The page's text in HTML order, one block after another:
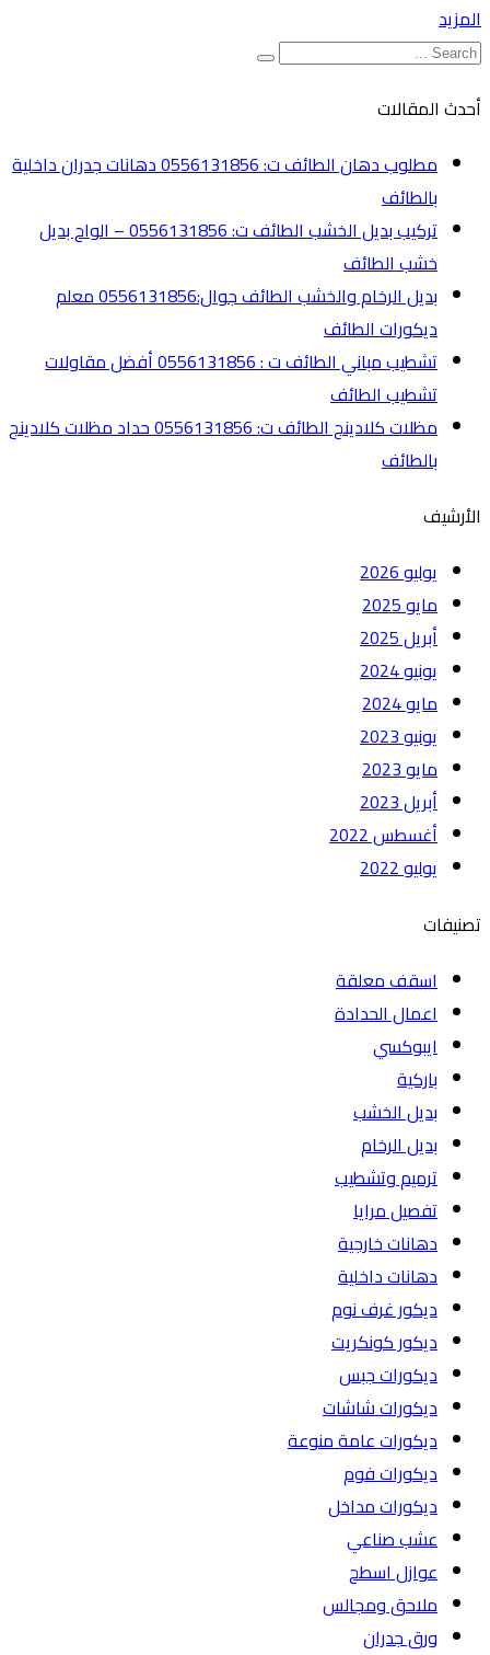
المزيد
أحدث المقالات
مطلوب دهان الطائف ت: 0556131856 دهانات جدران داخلية
بالطائف
تركيب بديل الخشب الطائف ت: 0556131856 – الواح بديل
خشب الطائف
بديل الرخام والخشب الطائف جوال:0556131856 معلم
ديكورات الطائف
تشطيب مباني الطائف ت : 0556131856 أفضل مقاولات
تشطيب الطائف
مظلات كلادينج الطائف ت: 0556131856 حداد مظلات كلادينج
بالطائف
الأرشيف
يوليو 2026
مايو 2025
أبريل 2025
يونيو 2024
مايو 2024
يونيو 2023
مايو 2023
أبريل 2023
أغسطس 2022
يوليو 2022
تصنيفات
اسقف معلقة
اعمال الحدادة
ايبوكسي
باركية
بديل الخشب
بديل الرخام
ترميم وتشطيب
تفصيل مرايا
دهانات خارجية
دهانات داخلية
ديكور غرف نوم
ديكور كونكريت
ديكورات جبس
ديكورات شاشات
ديكورات عامة منوعة
ديكورات فوم
ديكورات مداخل
عشب صناعي
عوازل اسطح
ملاحق ومجالس
ورق جدران